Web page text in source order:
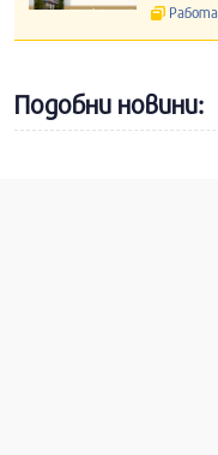
Работа
Подобни новини: